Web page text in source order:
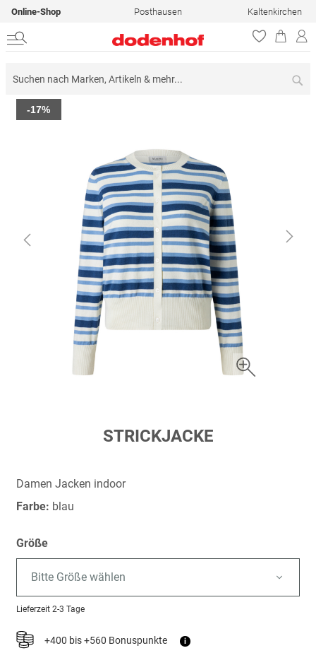
Online-Shop Posthausen Kaltenkirchen
Zum
Ende
-17%
springen
STRICKJACKE
Damen Jacken indoor
Farbe: blau
Größe
Bitte Größe wählen
Lieferzeit 2-3 Tage
+400 bis +560 Bonuspunkte i